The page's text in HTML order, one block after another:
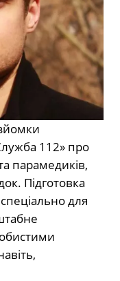
112» про
парамедиків,
Підготовка
для